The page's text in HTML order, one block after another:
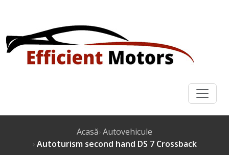
Acasă Autovehicule
Autoturism second hand DS 7 Crossback